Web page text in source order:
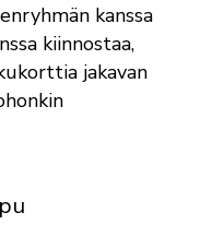
kanssa
kiinnostaa,
jakavan